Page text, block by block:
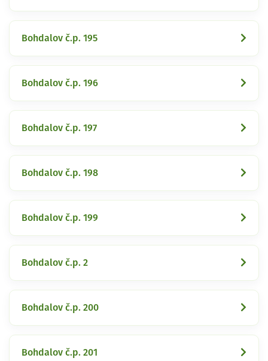
Bohdalov č.p. 195
Bohdalov č.p. 196
Bohdalov č.p. 197
Bohdalov č.p. 198
Bohdalov č.p. 199
Bohdalov č.p. 2
Bohdalov č.p. 200
Bohdalov č.p. 201